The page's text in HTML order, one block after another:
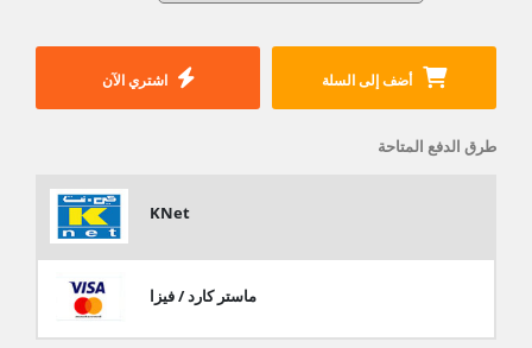
أضف إلى السلة اشتري الآن
طرق الدفع المتاحة
KNet
ماستر كارد / فيزا